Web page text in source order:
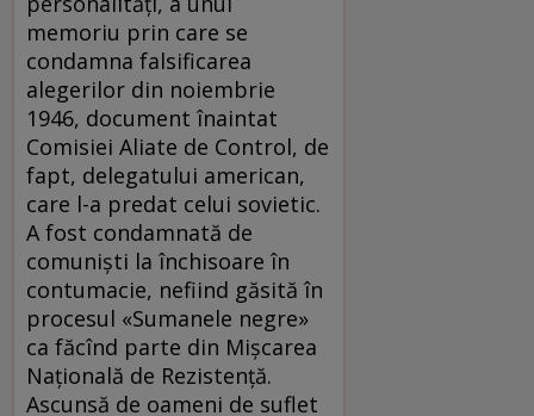
memoriu prin care se
condamna falsificarea
alegerilor din noiembrie
1946, document înaintat
Comisiei Aliate de Control, de
fapt, delegatului american,
care l-a predat celui sovietic.
A fost condamnată de
comunişti la închisoare în
contumacie, nefiind găsită în
procesul «Sumanele negre»
ca făcînd parte din Mişcarea
Naţională de Rezistenţă.
Ascunsă de oameni de suflet